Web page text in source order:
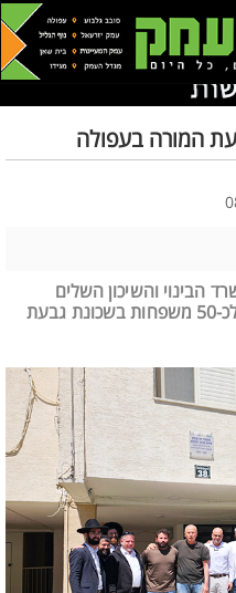
המורה בעפולה
משרד הבינוי והשיכון השלים
פרויקט חיזוק, מיגון והוספת ממ״דים לכ-50 משפחות בשכונת גבעת